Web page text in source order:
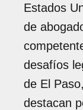
Estados
de
desafíos
de El
destacan